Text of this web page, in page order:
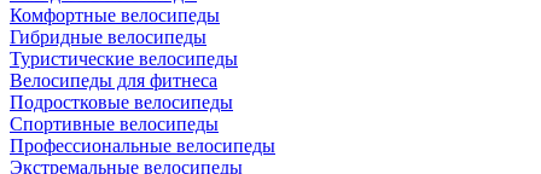
Комфортные велосипеды
Гибридные велосипеды
Туристические велосипеды
Велосипеды для фитнеса
Подростковые велосипеды
Спортивные велосипеды
Профессиональные велосипеды
Экстремальные велосипеды